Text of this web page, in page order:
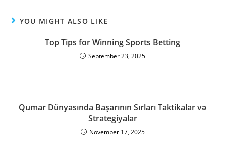
YOU MIGHT ALSO LIKE
Top Tips for Winning Sports Betting
September 23, 2025
Qumar Dünyasında Başarının Sırları Taktikalar və
Strategiyalar
November 17, 2025